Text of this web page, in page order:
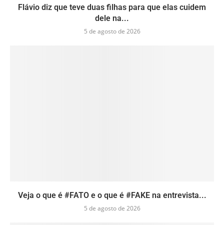
Flávio diz que teve duas filhas para que elas cuidem
dele na...
5 de agosto de 2026
Veja o que é #FATO e o que é #FAKE na entrevista...
5 de agosto de 2026